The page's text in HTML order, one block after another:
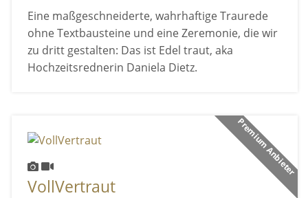
Eine maßgeschneiderte, wahrhaftige Traurede
ohne Textbausteine und eine Zeremonie, die wir
zu dritt gestalten: Das ist Edel traut, aka
Hochzeitsrednerin Daniela Dietz.
Premium Anbieter
VollVertraut